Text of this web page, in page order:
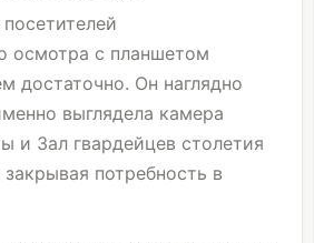
осмотра с планшетом
достаточно. Он наглядно
выглядела камера
и Зал гвардейцев столетия
потребность в